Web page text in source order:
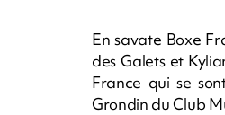
En savate Boxe
des Galets et
France qui se
Grondin du Club